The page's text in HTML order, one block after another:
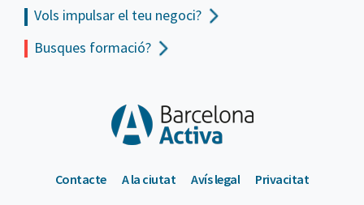
Vols impulsar el teu negoci?
Busques formació?
Contacte A la ciutat Avís legal Privacitat